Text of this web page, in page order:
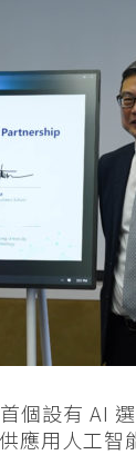
設有 AI
應用人工智